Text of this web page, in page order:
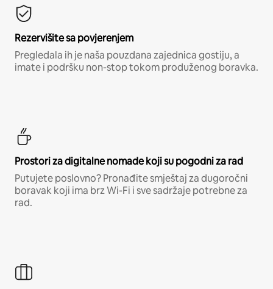
Rezervišite sa povjerenjem
Pregledala ih je naša pouzdana zajednica gostiju, a
imate i podršku non-stop tokom produženog boravka.
Prostori za digitalne nomade koji su pogodni za rad
Putujete poslovno? Pronađite smještaj za dugoročni
boravak koji ima brz Wi-Fi i sve sadržaje potrebne za
rad.